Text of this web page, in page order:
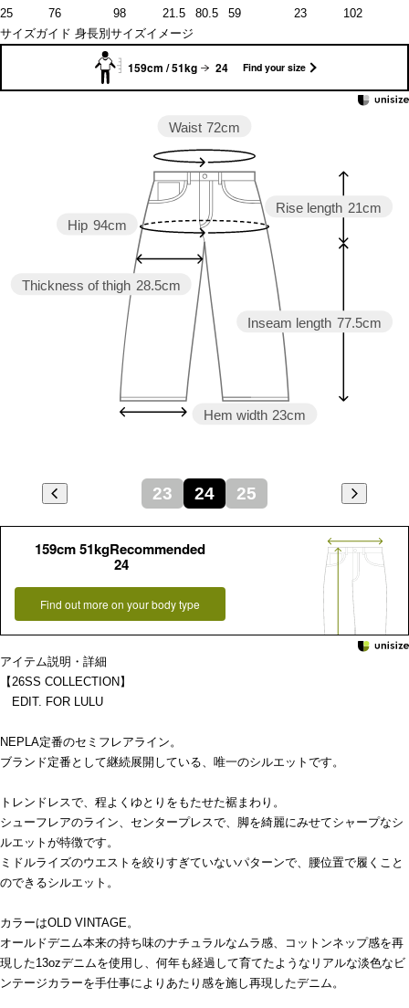
25
76 98 21.5 80.5 59 23
102
サイズガイド 身長別サイズイメージ
159cm / 51kg 24 Find your size
Inseam length 77.5cm
Rise length 21cm
Hem width 23cm
Thickness of thigh 28.5cm
Hip 94cm
Waist 72cm
23 24 25
159cm 51kgRecommended
24
Find out more on your body type
アイテム説明・詳細
【26SS COLLECTION】
EDIT. FOR LULU
NEPLA定番のセミフレアライン。
ブランド定番として継続展開している、唯一のシルエットです。
トレンドレスで、程よくゆとりをもたせた裾まわり。
シューフレアのライン、センタープレスで、脚を綺麗にみせてシャープなシ
ルエットが特徴です。
ミドルライズのウエストを絞りすぎていないパターンで、腰位置で履くこと
のできるシルエット。
カラーはOLD VINTAGE。
オールドデニム本来の持ち味のナチュラルなムラ感、コットンネップ感を再
現した13ozデニムを使用し、何年も経過して育てたようなリアルな淡色なビ
ンテージカラーを手仕事によりあたり感を施し再現したデニム。